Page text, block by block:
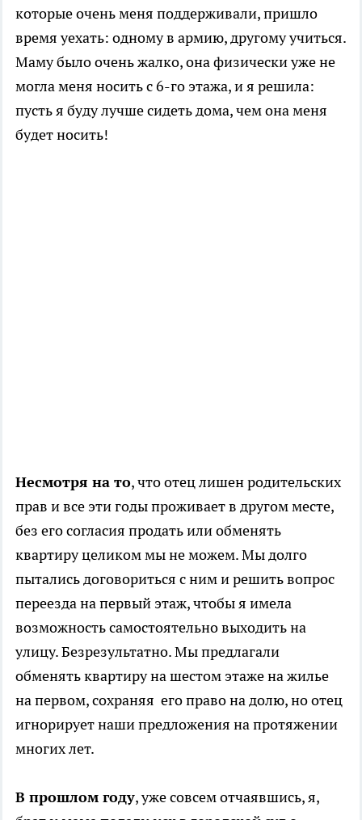
которые очень меня поддерживали, пришло
время уехать: одному в армию, другому учиться.
Маму было очень жалко, она физически уже не
могла меня носить с 6-го этажа, и я решила:
пусть я буду лучше сидеть дома, чем она меня
будет носить!
Несмотря на то, что отец лишен родительских
прав и все эти годы проживает в другом месте,
без его согласия продать или обменять
квартиру целиком мы не можем. Мы долго
пытались договориться с ним и решить вопрос
переезда на первый этаж, чтобы я имела
возможность самостоятельно выходить на
улицу. Безрезультатно. Мы предлагали
обменять квартиру на шестом этаже на жилье
на первом, сохраняя его право на долю, но отец
игнорирует наши предложения на протяжении
многих лет.
В прошлом году, уже совсем отчаявшись, я,